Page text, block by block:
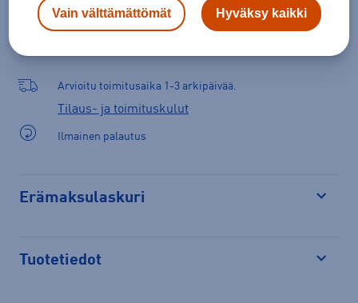
Valitse koko nähdäksesi myymäläsaatavuuden.
Arvioitu toimitusaika 1-3 arkipäivää.
Tilaus- ja toimituskulut
Ilmainen palautus
Erämaksulaskuri
Tuotetiedot
Vain välttämättömät Hyväksy kaikki